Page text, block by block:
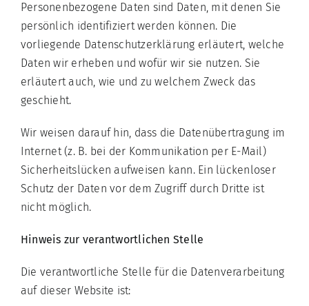
Personenbezogene Daten sind Daten, mit denen Sie
persönlich identifiziert werden können. Die
vorliegende Datenschutzerklärung erläutert, welche
Daten wir erheben und wofür wir sie nutzen. Sie
erläutert auch, wie und zu welchem Zweck das
geschieht.
Wir weisen darauf hin, dass die Datenübertragung im
Internet (z. B. bei der Kommunikation per E-Mail)
Sicherheitslücken aufweisen kann. Ein lückenloser
Schutz der Daten vor dem Zugriff durch Dritte ist
nicht möglich.
Hinweis zur verantwortlichen Stelle
Die verantwortliche Stelle für die Datenverarbeitung
auf dieser Website ist: